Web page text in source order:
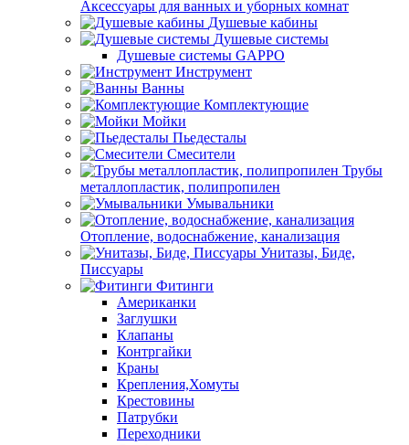
Аксессуары для ванных и уборных комнат
Душевые кабины
Душевые системы
Душевые системы GAPPO
Инструмент
Ванны
Комплектующие
Мойки
Пьедесталы
Смесители
Трубы
металлопластик, полипропилен
Умывальники
Отопление, водоснабжение, канализация
Унитазы, Биде,
Писсуары
Фитинги
Американки
Заглушки
Клапаны
Контргайки
Краны
Крепления,Хомуты
Крестовины
Патрубки
Переходники